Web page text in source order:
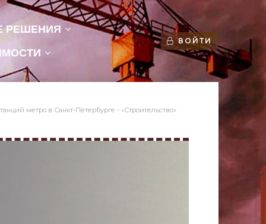
РЕШЕНИЯ
ВОЙТИ
метро в Санкт-Петербурге - «Строительство»